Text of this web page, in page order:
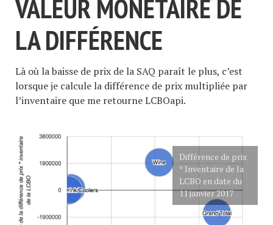
VALEUR MONÉTAIRE DE
LA DIFFÉRENCE
Là où la baisse de prix de la SAQ paraît le plus, c’est
lorsque je calcule la différence de prix multipliée par
l’inventaire que me retourne LCBOapi.
Différence de prix
* Inventaire de la
LCBO en date du
11 janvier 2017